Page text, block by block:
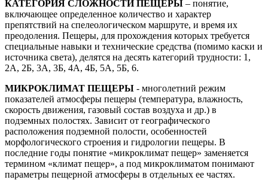
КАТЕГОРИЯ СЛОЖНОСТИ ПЕЩЕРЫ – понятие,
включающее определенное количество и характер
препятствий на спелеологическом маршруте, и время их
преодоления. Пещеры, для прохождения которых требуется
специальные навыки и технические средства (помимо каски и
источника света), делятся на десять категорий трудности: 1,
2А, 2Б, 3А, 3Б, 4А, 4Б, 5А, 5Б, 6.
МИКРОКЛИМАТ ПЕЩЕРЫ - многолетний режим
показателей атмосферы пещеры (температура, влажность,
скорость движения, газовый состав воздуха и др.) в
подземных полостях. Зависит от географического
расположения подземной полости, особенностей
морфологического строения и гидрологии пещеры. В
последние годы понятие «микроклимат пещер» заменяется
термином «климат пещер», а под микроклиматом понимают
параметры пещерной атмосферы в отдельных ее частях.